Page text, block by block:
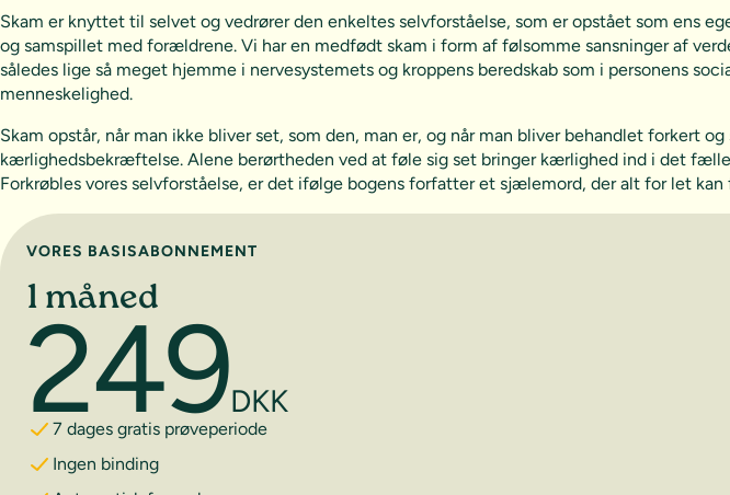
Skam er knyttet til selvet og vedrører den enkeltes selvforståelse, som er opstået som ens
og samspillet med forældrene. Vi har en medfødt skam i form af følsomme sansninger af
således lige så meget hjemme i nervesystemets og kroppens beredskab som i personens
menneskelighed.
Skam opstår, når man ikke bliver set, som den, man er, og når man bliver behandlet forkert
kærlighedsbekræftelse. Alene berørtheden ved at føle sig set bringer kærlighed ind i det
Forkrøbles vores selvforståelse, er det ifølge bogens forfatter et sjælemord, der alt for let
Vælg abonnement
VORES BASISABONNEMENT
1 måned
249DKK
7 dages gratis prøveperiode
Ingen binding